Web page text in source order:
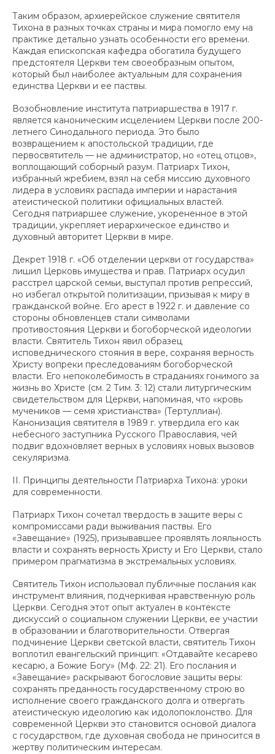
Таким образом, архиерейское служение святителя
Тихона в разных точках страны и мира помогло ему на
практике детально узнать особенности его времени.
Каждая епископская кафедра обогатила будущего
предстоятеля Церкви тем своеобразным опытом,
который был наиболее актуальным для сохранения
единства Церкви и ее паствы.
Возобновление института патриаршества в 1917 г.
является каноническим исцелением Церкви после 200-
летнего Синодального периода. Это было
возвращением к апостольской традиции, где
первосвятитель — не администратор, но «отец отцов»,
воплощающий соборный разум. Патриарх Тихон,
избранный жребием, взял на себя миссию духовного
лидера в условиях распада империи и нарастания
атеистической политики официальных властей.
Сегодня патриаршее служение, укорененное в этой
традиции, укрепляет иерархическое единство и
духовный авторитет Церкви в мире.
Декрет 1918 г. «Об отделении церкви от государства»
лишил Церковь имущества и прав. Патриарх осудил
расстрел царской семьи, выступал против репрессий,
но избегал открытой политизации, призывая к миру в
гражданской войне. Его арест в 1922 г. и давление со
стороны обновленцев стали символами
противостояния Церкви и богоборческой идеологии
власти. Святитель Тихон явил образец
исповеднического стояния в вере, сохраняя верность
Христу вопреки преследованиям богоборческой
власти. Его непоколебимость в страданиях гонимого за
жизнь во Христе (см. 2 Тим. 3: 12) стали литургическим
свидетельством для Церкви, напоминая, что «кровь
мучеников — семя христианства» (Тертуллиан).
Канонизация святителя в 1989 г. утвердила его как
небесного заступника Русского Православия, чей
подвиг вдохновляет верных в условиях новых вызовов
секуляризма.
II. Принципы деятельности Патриарха Тихона: уроки
для современности.
Патриарх Тихон сочетал твердость в защите веры с
компромиссами ради выживания паствы. Его
«Завещание» (1925), призывавшее проявлять лояльность
власти и сохранять верность Христу и Его Церкви, стало
примером прагматизма в экстремальных условиях.
Святитель Тихон использовал публичные послания как
инструмент влияния, подчеркивая нравственную роль
Церкви. Сегодня этот опыт актуален в контексте
дискуссий о социальном служении Церкви, ее участии
в образовании и благотворительности. Отвергая
подчинение Церкви светской власти, святитель Тихон
воплотил евангельский принцип: «Отдавайте кесарево
кесарю, а Божие Богу» (Мф. 22: 21). Его послания и
«Завещание» раскрывают богословие защиты веры:
сохранять преданность государственному строю во
исполнение своего гражданского долга и отвергать
атеистическую идеологию как идолопоклонство. Для
современной Церкви это становится основой диалога
с государством, где духовная свобода не приносится в
жертву политическим интересам.